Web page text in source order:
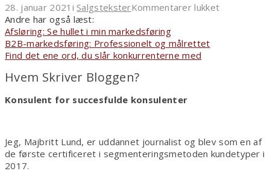
28. januar 2021 i SalgsteksterKommentarer lukkettil
Andre har også læst:
Afsløring: Se hullet i min markedsføring
B2B-markedsføring: Professionelt og målrettet
Find det ene ord, du slår konkurrenterne med
Hvem Skriver Bloggen?
Konsulent for succesfulde konsulenter
Jeg, Majbritt Lund, er uddannet journalist og blev som en af
de første certificeret i segmenteringsmetoden kundetyper i
2017.